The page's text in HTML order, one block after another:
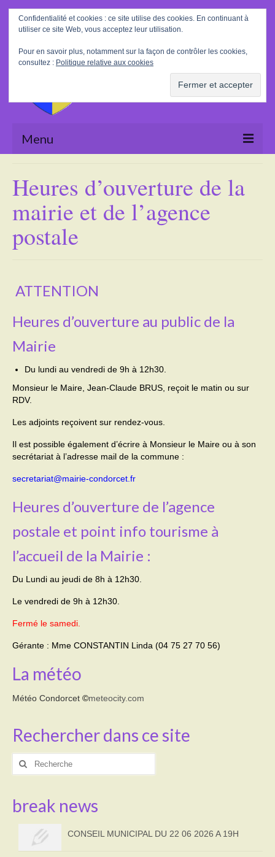
Rechercher
:
Menu
La Mairie
Le village
Tourisme
Activités
Poésie
Contact
Heures d’ouverture
Démarches administratives
CONSEILLER NUMERIQUE
Infos utiles
Salle polyvalente
Service des eaux
L’école
Environnement
Transport
Cimetière
Culte
Correspondants de presse
LE BRULAGE DES VEGETAUX
DECHETS VERTS
Heures d’ouverture de la
mairie et de l’agence
postale
ATTENTION
Heures d’ouverture au public de la
Mairie
Du lundi au vendredi de 9h à 12h30.
Monsieur le Maire, Jean-Claude BRUS, reçoit le matin ou sur
RDV.
Les adjoints reçoivent sur rendez-vous.
Il est possible également d’écrire à Monsieur le Maire ou à son
secrétariat à l’adresse mail de la commune :
secretariat@mairie-condorcet.fr
Heures d’ouverture de l’agence
postale et point info tourisme à
l’accueil de la Mairie :
Du Lundi au jeudi de 8h à 12h30.
Le vendredi de 9h à 12h30.
Fermé le samedi.
Gérante : Mme CONSTANTIN Linda (04 75 27 70 56)
La météo
Météo Condorcet ©meteocity.com
Rechercher dans ce site
Rechercher
break news
CONSEIL MUNICIPAL DU 22 06 2026 A 19H
Confidentialité et cookies : ce site utilise des cookies. En continuant à
utiliser ce site Web, vous acceptez leur utilisation.
Pour en savoir plus, notamment sur la façon de contrôler les cookies,
consultez : Politique relative aux cookies